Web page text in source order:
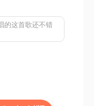
的这首歌还不错